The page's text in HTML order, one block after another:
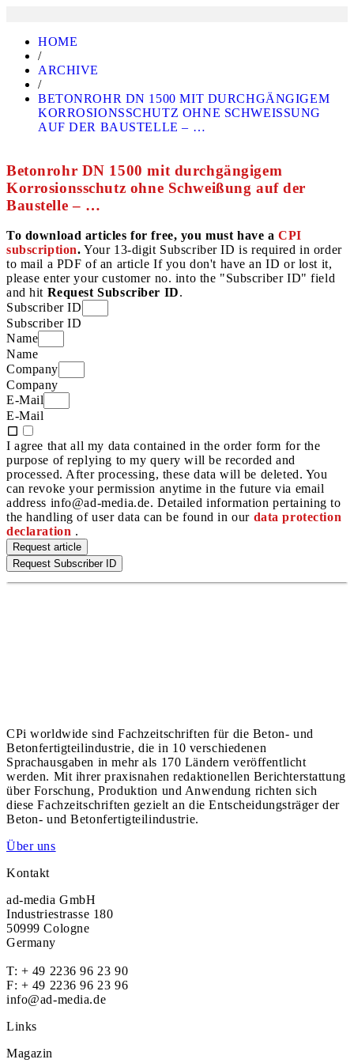
HOME
/
ARCHIVE
/
BETONROHR DN 1500 MIT DURCHGÄNGIGEM
KORROSIONSSCHUTZ OHNE SCHWEISSUNG
AUF DER BAUSTELLE – …
Betonrohr DN 1500 mit durchgängigem
Korrosionsschutz ohne Schweißung auf der
Baustelle – …
To download articles for free, you must have aCPI
subscription. Your 13-digit Subscriber ID is required in order
to mail a PDF of an article If you don't have an ID or lost it,
please enter your customer no. into the "Subscriber ID" field
and hit Request Subscriber ID.
Subscriber ID
Subscriber ID
Name
Name
Company
Company
E-Mail
E-Mail
I agree that all my data contained in the order form for the
purpose of replying to my query will be recorded and
processed. After processing, these data will be deleted. You
can revoke your permission anytime in the future via email
address info@ad-media.de. Detailed information pertaining to
the handling of user data can be found in our data protection
declaration .
Request article
Request Subscriber ID
CPi worldwide sind Fachzeitschriften für die Beton- und
Betonfertigteilindustrie, die in 10 verschiedenen
Sprachausgaben in mehr als 170 Ländern veröffentlicht
werden. Mit ihrer praxisnahen redaktionellen Berichterstattung
über Forschung, Produktion und Anwendung richten sich
diese Fachzeitschriften gezielt an die Entscheidungsträger der
Beton- und Betonfertigteilindustrie.
Über uns
Kontakt
ad-media GmbH
Industriestrasse 180
50999 Cologne
Germany
T: + 49 2236 96 23 90
F: + 49 2236 96 23 96
info@ad-media.de
Links
Magazin